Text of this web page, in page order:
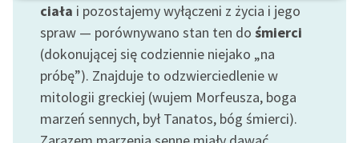
niepełnosprawnościami
E-kolekcja lektur
szkolnych i literatury do
słuchania dla uczennic i
uczniów z
niepełnosprawnościami
ciała i pozostajemy wyłączeni z życia i jego
spraw — porównywano stan ten do śmierci
(dokonującej się codziennie niejako „na
próbę”). Znajduje to odzwierciedlenie w
mitologii greckiej (wujem Morfeusza, boga
marzeń sennych, był Tanatos, bóg śmierci).